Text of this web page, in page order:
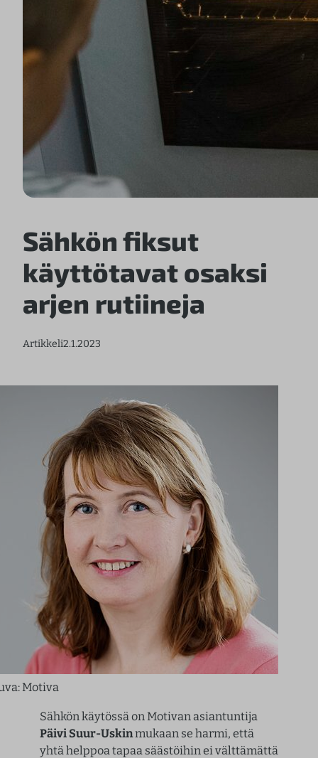
Sähkön fiksut
käyttötavat osaksi
arjen rutiineja
Artikkeli2.1.2023
Motiva
Sähkön käytössä on Motivan asiantuntija
Päivi Suur-Uskinmukaan se harmi, että
yhtä helppoa tapaa säästöihin ei välttämättä